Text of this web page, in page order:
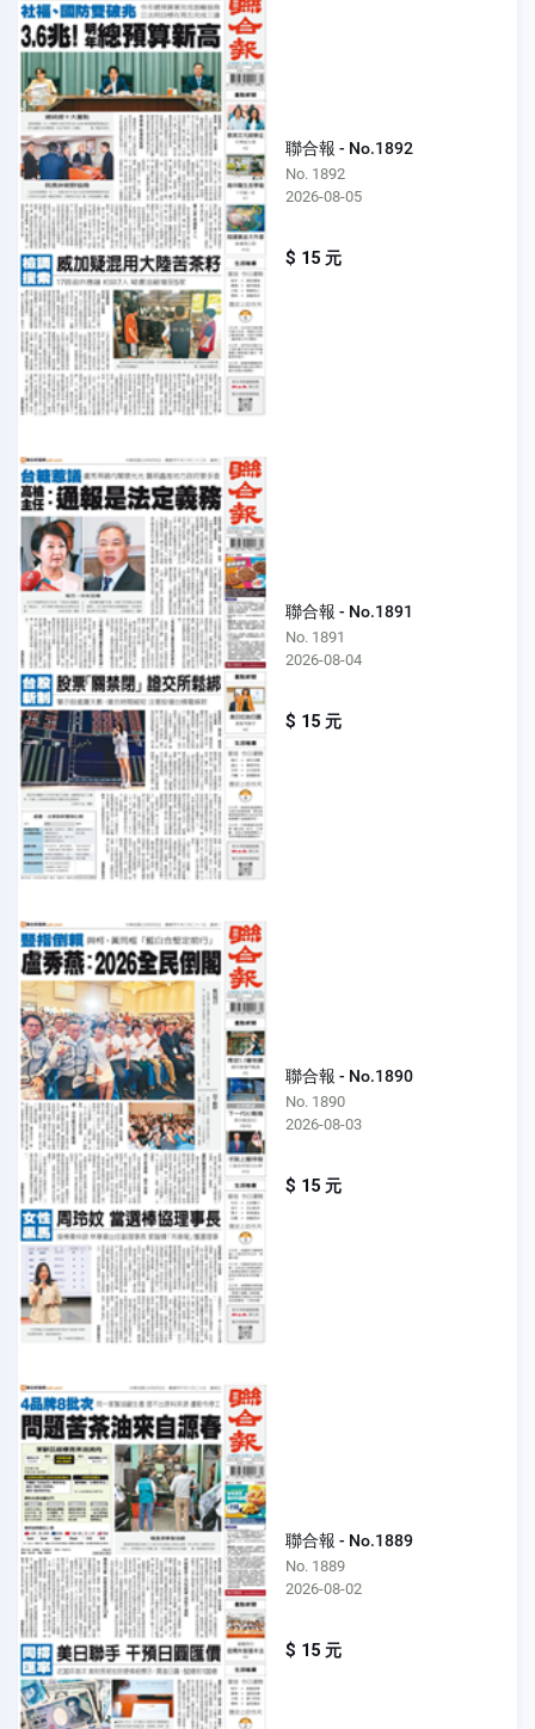
聯合報 - No.1892
No. 1892
2026-08-05
$ 15 元
聯合報 - No.1891
No. 1891
2026-08-04
$ 15 元
聯合報 - No.1890
No. 1890
2026-08-03
$ 15 元
聯合報 - No.1889
No. 1889
2026-08-02
$ 15 元